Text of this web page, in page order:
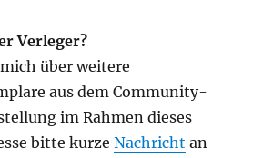
Verleger?
über weitere
aus dem Community-
im Rahmen dieses
bitte kurzeNachricht an